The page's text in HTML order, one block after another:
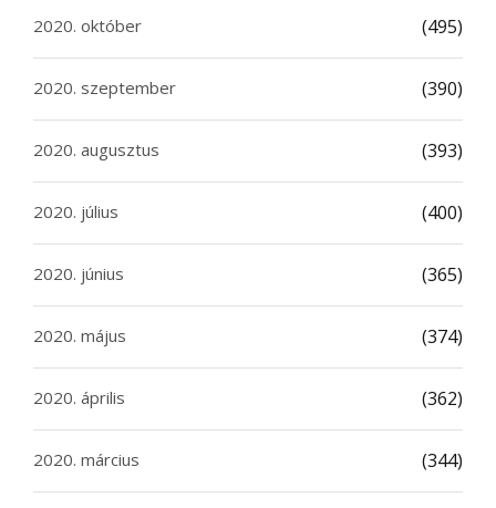
2020. október (495)
2020. szeptember (390)
2020. augusztus (393)
2020. július (400)
2020. június (365)
2020. május (374)
2020. április (362)
2020. március (344)